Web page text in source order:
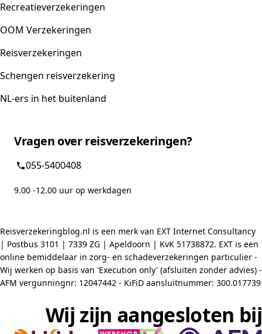
Recreatieverzekeringen
OOM Verzekeringen
Reisverzekeringen
Schengen reisverzekering
NL-ers in het buitenland
Vragen over reisverzekeringen?
055-5400408
9.00 -12.00 uur op werkdagen
Reisverzekeringblog.nl is een merk van EXT Internet Consultancy
| Postbus 3101 | 7339 ZG | Apeldoorn | KvK 51738872. EXT is een
online bemiddelaar in zorg- en schadeverzekeringen particulier -
Wij werken op basis van 'Execution only' (afsluiten zonder advies) -
AFM vergunningnr: 12047442 - KiFiD aansluitnummer: 300.017739
Wij zijn aangesloten bij